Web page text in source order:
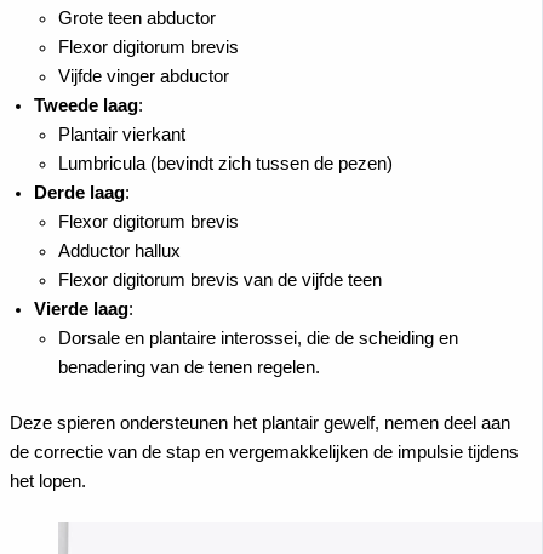
Grote teen abductor
Flexor digitorum brevis
Vijfde vinger abductor
Tweede laag:
Plantair vierkant
Lumbricula (bevindt zich tussen de pezen)
Derde laag:
Flexor digitorum brevis
Adductor hallux
Flexor digitorum brevis van de vijfde teen
Vierde laag:
Dorsale en plantaire interossei, die de scheiding en
benadering van de tenen regelen.
Deze spieren ondersteunen het plantair gewelf, nemen deel aan
de correctie van de stap en vergemakkelijken de impulsie tijdens
het lopen.